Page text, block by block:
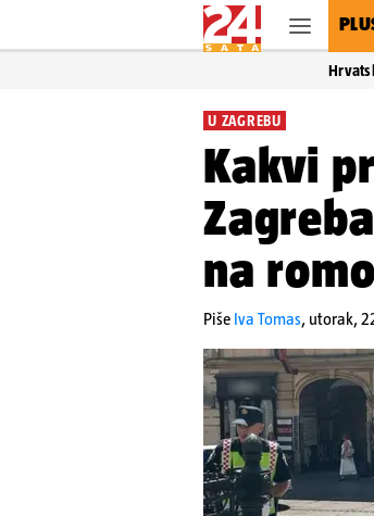
U ZAGREBU
Kakvi
na
Piše Iva Tomas, utorak,